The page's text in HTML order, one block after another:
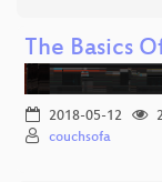
The Basics
2018-05-12
couchsofa